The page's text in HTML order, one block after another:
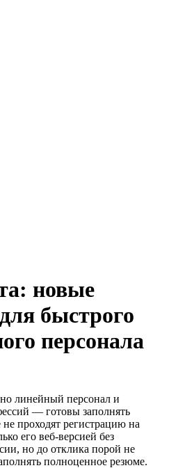
новые
быстрого
персонала
линейный персонал и
— готовы заполнять
проходят регистрацию на
его веб-версией без
но до отклика порой не
полноценное резюме.